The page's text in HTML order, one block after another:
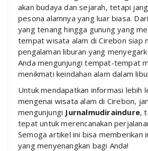
akan budaya dan sejarah, tetapi
pesona alamnya yang luar biasa.
yang tenang hingga gunung yang
tempat wisata alam di Cirebon siap
pengalaman liburan yang
Anda mengunjungi tempat-tempat
menikmati keindahan alam dalam
Untuk mendapatkan informasi lebih
mengenai wisata alam di Cirebon,
mengunjungi Jurnalmudiraindure,
tepat untuk merencanakan
Semoga artikel ini bisa memberikan
yang menyenangkan bagi Anda!